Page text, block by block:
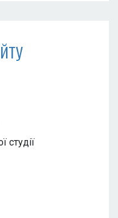
студії